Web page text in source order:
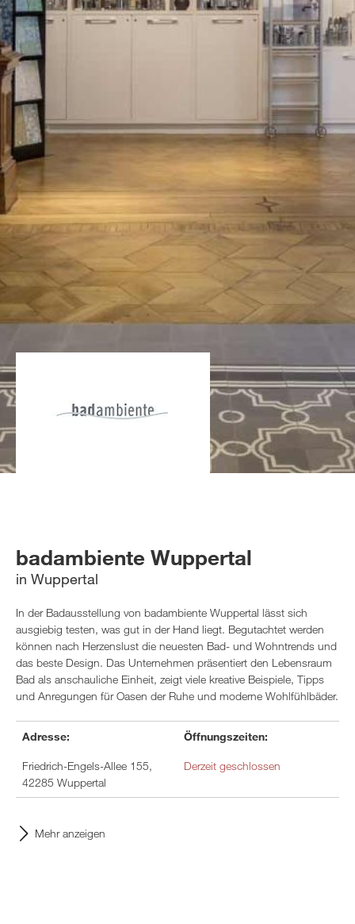
badambiente Wuppertal
in Wuppertal
In der Badausstellung von badambiente Wuppertal lässt sich
ausgiebig testen, was gut in der Hand liegt. Begutachtet werden
können nach Herzenslust die neuesten Bad- und Wohntrends und
das beste Design. Das Unternehmen präsentiert den Lebensraum
Bad als anschauliche Einheit, zeigt viele kreative Beispiele, Tipps
und Anregungen für Oasen der Ruhe und moderne Wohlfühlbäder.
Adresse: Öffnungszeiten:
Friedrich-Engels-Allee 155,
42285 Wuppertal
Derzeit geschlossen
Mehr anzeigen